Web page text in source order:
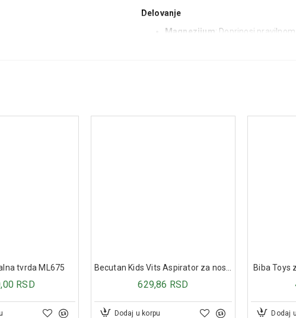
Delovanje
Magnezijum: Doprinosi
tvrda ML675
RSD 629,86 RSD
Dodaj u korpu
Biba Toys
Dodaj